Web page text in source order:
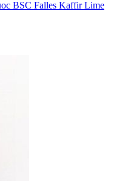
BSC Falles Kaffir Lime